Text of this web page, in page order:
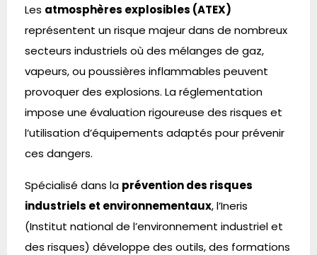
Les atmosphères explosibles (ATEX)
représentent un risque majeur dans de nombreux
secteurs industriels où des mélanges de gaz,
vapeurs, ou poussières inflammables peuvent
provoquer des explosions. La réglementation
impose une évaluation rigoureuse des risques et
l’utilisation d’équipements adaptés pour prévenir
ces dangers.
Spécialisé dans la prévention des risques
industriels et environnementaux, l’Ineris
(Institut national de l’environnement industriel et
des risques) développe des outils, des formations